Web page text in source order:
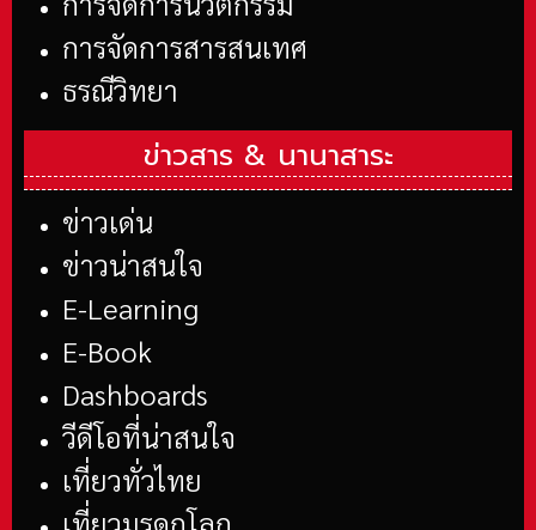
การจัดการสารสนเทศ
ธรณีวิทยา
ข่าวสาร & นานาสาระ
ข่าวเด่น
ข่าวน่าสนใจ
E-Learning
E-Book
Dashboards
วีดีโอที่น่าสนใจ
เที่ยวทั่วไทย